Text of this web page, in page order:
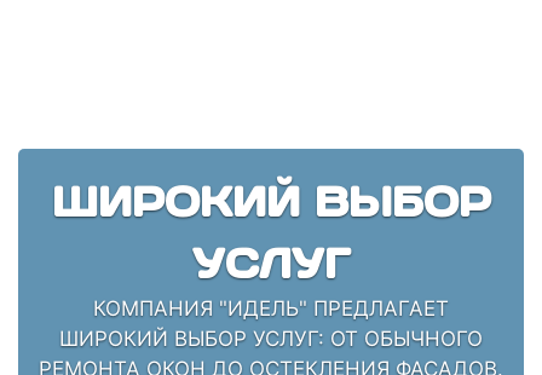
ШИРОКИЙ ВЫБОР
УСЛУГ
КОМПАНИЯ "ИДЕЛЬ" ПРЕДЛАГАЕТ
ШИРОКИЙ ВЫБОР УСЛУГ: ОТ ОБЫЧНОГО
РЕМОНТА ОКОН ДО ОСТЕКЛЕНИЯ ФАСАДОВ.